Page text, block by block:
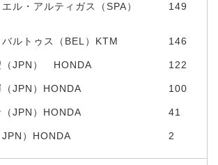
ル・アルティガス（SPA）
149
ルトゥス（BEL）KTM 146
（JPN） HONDA 122
（JPN）HONDA 100
JPN）HONDA 41
）HONDA 2